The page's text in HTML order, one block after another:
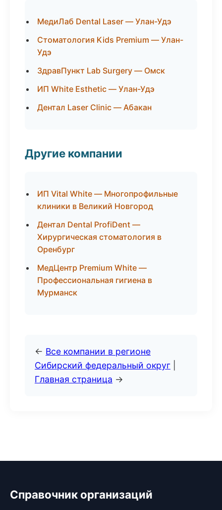
МедиЛаб Dental Laser — Улан-Удэ
Стоматология Kids Premium — Улан-
Удэ
ЗдравПункт Lab Surgery — Омск
ИП White Esthetic — Улан-Удэ
Дентал Laser Clinic — Абакан
Другие компании
ИП Vital White — Многопрофильные
клиники в Великий Новгород
Дентал Dental ProfiDent —
Хирургическая стоматология в
Оренбург
МедЦентр Premium White —
Профессиональная гигиена в
Мурманск
← Все компании в регионе
Сибирский федеральный округ
Главная страница →
Справочник организаций